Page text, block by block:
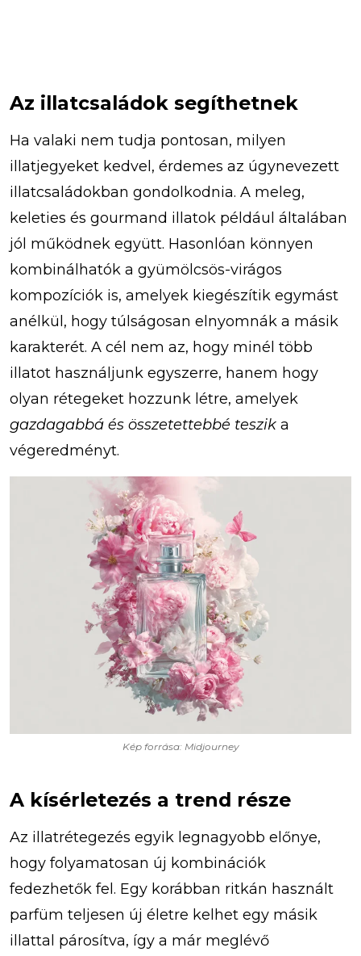
Az illatcsaládok segíthetnek
Ha valaki nem tudja pontosan, milyen
illatjegyeket kedvel, érdemes az úgynevezett
illatcsaládokban gondolkodnia. A meleg,
keleties és gourmand illatok például általában
jól működnek együtt. Hasonlóan könnyen
kombinálhatók a gyümölcsös-virágos
kompozíciók is, amelyek kiegészítik egymást
anélkül, hogy túlságosan elnyomnák a másik
karakterét. A cél nem az, hogy minél több
illatot használjunk egyszerre, hanem hogy
olyan rétegeket hozzunk létre, amelyek
gazdagabbá és összetettebbé teszik a
végeredményt.
Kép forrása: Midjourney
A kísérletezés a trend része
Az illatrétegezés egyik legnagyobb előnye,
hogy folyamatosan új kombinációk
fedezhetők fel. Egy korábban ritkán használt
parfüm teljesen új életre kelhet egy másik
illattal párosítva, így a már meglévő